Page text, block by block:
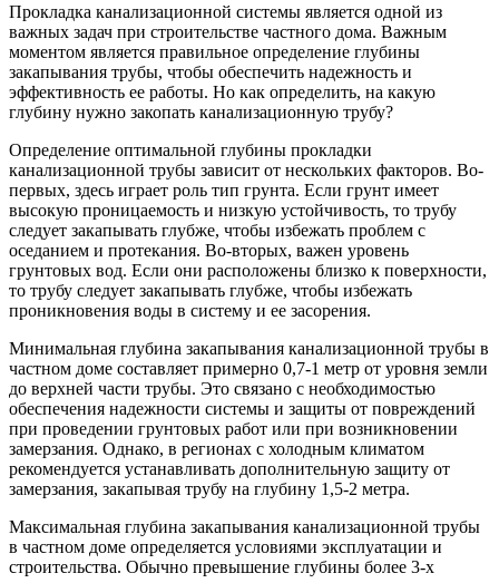
Прокладка канализационной системы является одной из
важных задач при строительстве частного дома. Важным
моментом является правильное определение глубины
закапывания трубы, чтобы обеспечить надежность и
эффективность ее работы. Но как определить, на какую
глубину нужно закопать канализационную трубу?
Определение оптимальной глубины прокладки
канализационной трубы зависит от нескольких факторов. Во-
первых, здесь играет роль тип грунта. Если грунт имеет
высокую проницаемость и низкую устойчивость, то трубу
следует закапывать глубже, чтобы избежать проблем с
оседанием и протекания. Во-вторых, важен уровень
грунтовых вод. Если они расположены близко к поверхности,
то трубу следует закапывать глубже, чтобы избежать
проникновения воды в систему и ее засорения.
Минимальная глубина закапывания канализационной трубы в
частном доме составляет примерно 0,7-1 метр от уровня земли
до верхней части трубы. Это связано с необходимостью
обеспечения надежности системы и защиты от повреждений
при проведении грунтовых работ или при возникновении
замерзания. Однако, в регионах с холодным климатом
рекомендуется устанавливать дополнительную защиту от
замерзания, закапывая трубу на глубину 1,5-2 метра.
Максимальная глубина закапывания канализационной трубы
в частном доме определяется условиями эксплуатации и
строительства. Обычно превышение глубины более 3-х